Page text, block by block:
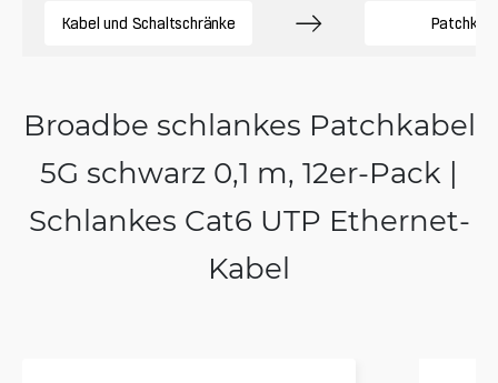
Kabel und Schaltschränke
Broadbe schlankes Patchkabel
5G schwarz 0,1 m, 12er-Pack |
Schlankes Cat6 UTP Ethernet-
Kabel